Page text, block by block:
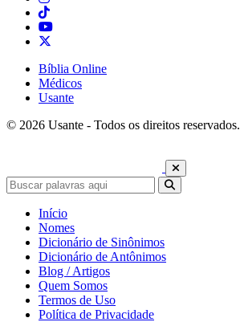
Bíblia Online
Médicos
Usante
© 2026 Usante - Todos os direitos reservados.
Início
Nomes
Dicionário de Sinônimos
Dicionário de Antônimos
Blog / Artigos
Quem Somos
Termos de Uso
Política de Privacidade